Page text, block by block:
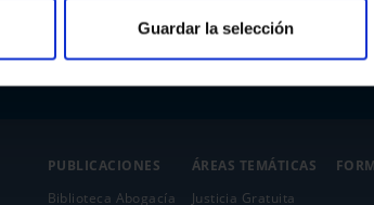
Guardar la selección
PUBLICACIONES
Biblioteca Abogacía
ÁREAS TEMÁTICAS
Justicia Gratuita